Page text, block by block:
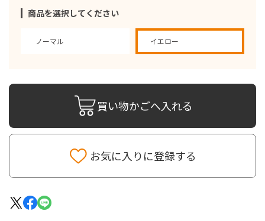
商品を選択してください
ノーマル イエロー
買い物かごへ入れる
お気に入りに登録する